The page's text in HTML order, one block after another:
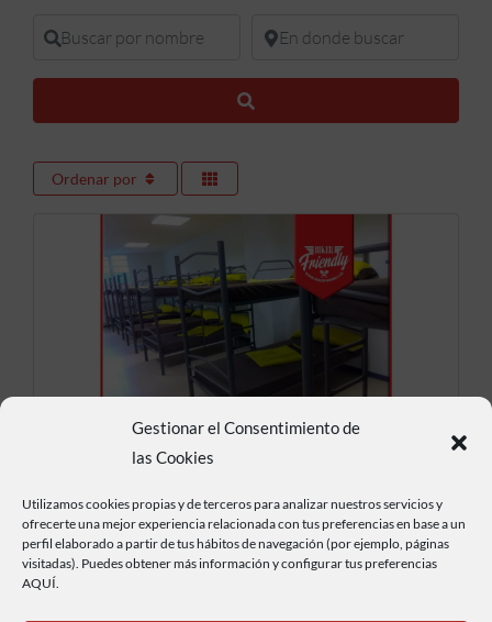
Gestionar el Consentimiento de
las Cookies
Utilizamos cookies propias y de terceros para analizar nuestros servicios y
ofrecerte una mejor experiencia relacionada con tus preferencias en base a un
perfil elaborado a partir de tus hábitos de navegación (por ejemplo, páginas
visitadas). Puedes obtener más información y configurar tus preferencias
AQUÍ.
Buscar por nombre En donde buscar
Ordenar por
Albergue Mar Y Montaña
Albergue Mar y Montaña Ubicado en
Vegadeo, un lugar donde todos son